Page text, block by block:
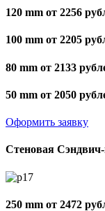
120 mm от 2256
100 mm от 2205
80 mm от 2133
50 mm от 2050
Оформить заявку
Стеновая
250 mm от 2472